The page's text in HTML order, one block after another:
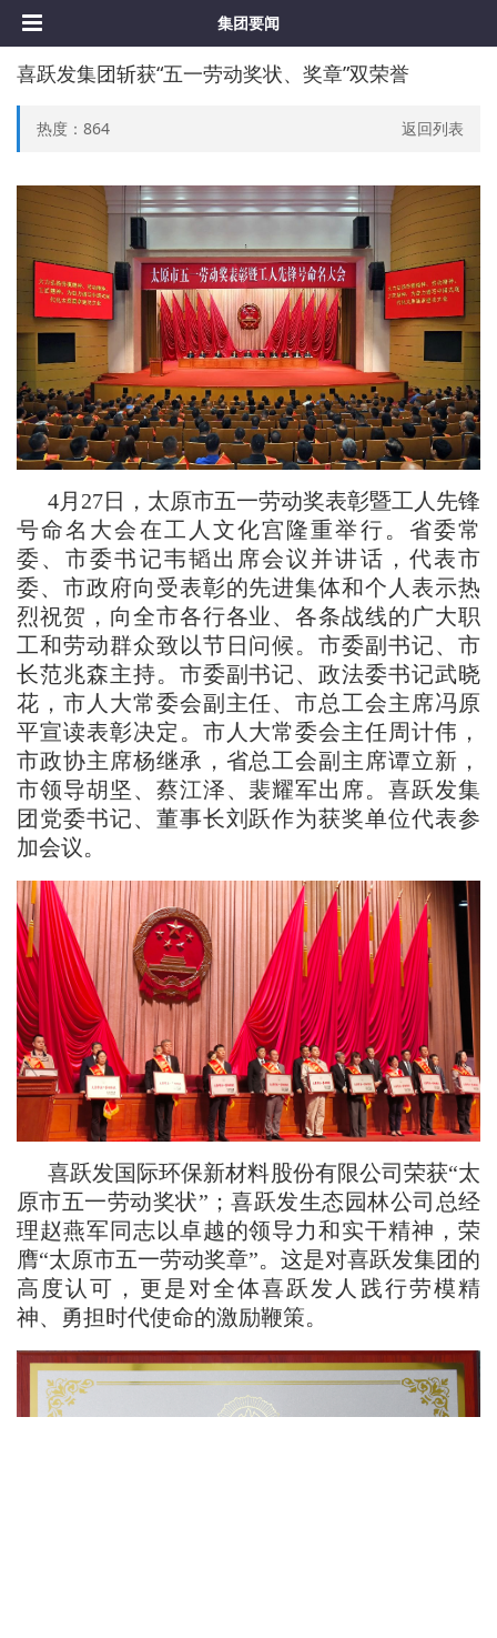
集团要闻
喜跃发集团斩获“五一劳动奖状、奖章”双荣誉
热度： 864 返回列表
4月27日，太原市五一劳动奖表彰暨工人先锋
号命名大会在工人文化宫隆重举行。省委常
委、市委书记韦韬出席会议并讲话，代表市
委、市政府向受表彰的先进集体和个人表示热
烈祝贺，向全市各行各业、各条战线的广大职
工和劳动群众致以节日问候。市委副书记、市
长范兆森主持。市委副书记、政法委书记武晓
花，市人大常委会副主任、市总工会主席冯原
平宣读表彰决定。市人大常委会主任周计伟，
市政协主席杨继承，省总工会副主席谭立新，
市领导胡坚、蔡江泽、裴耀军出席。喜跃发集
团党委书记、董事长刘跃作为获奖单位代表参
加会议。
喜跃发国际环保新材料股份有限公司荣获“太
原市五一劳动奖状”；喜跃发生态园林公司总经
理赵燕军同志以卓越的领导力和实干精神，荣
膺“太原市五一劳动奖章”。这是对喜跃发集团的
高度认可，更是对全体喜跃发人践行劳模精
神、勇担时代使命的激励鞭策。